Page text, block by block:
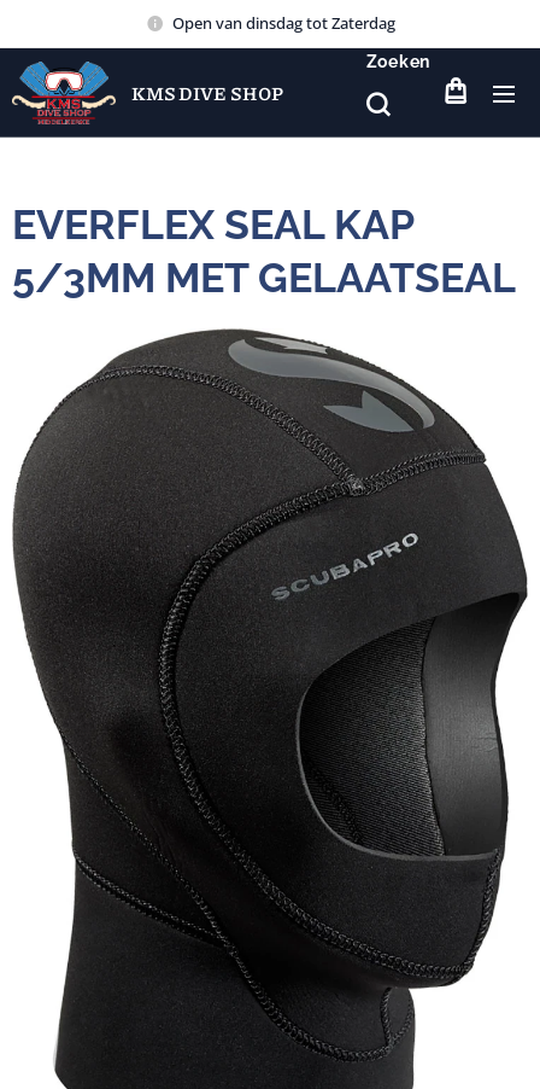
Open van dinsdag tot Zaterdag
KMS DIVE SHOP
Zoeken
EVERFLEX SEAL KAP
5/3MM MET GELAATSEAL